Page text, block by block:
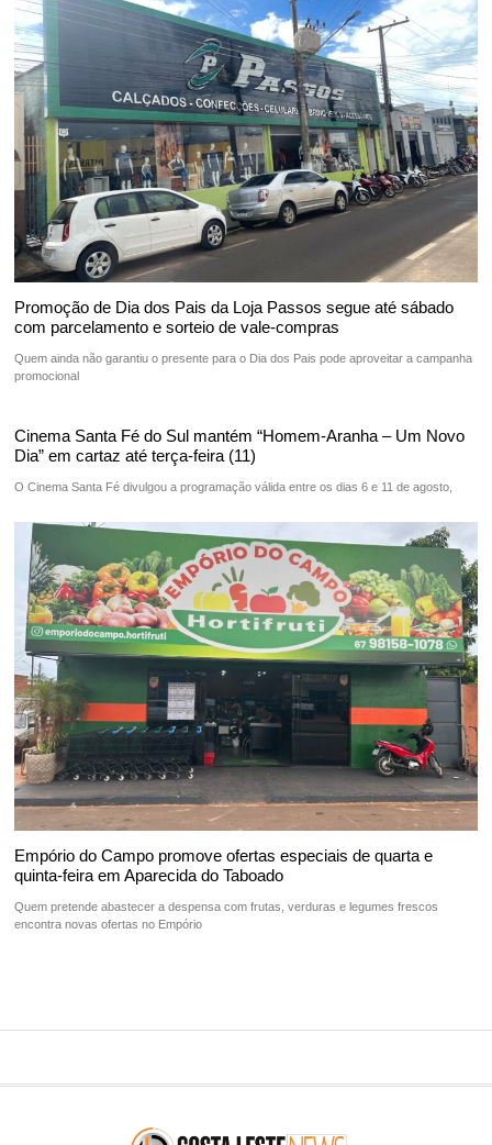
Promoção de Dia dos Pais da Loja Passos segue até sábado
com parcelamento e sorteio de vale-compras
Quem ainda não garantiu o presente para o Dia dos Pais pode aproveitar a campanha
promocional
Cinema Santa Fé do Sul mantém “Homem-Aranha – Um Novo
Dia” em cartaz até terça-feira (11)
O Cinema Santa Fé divulgou a programação válida entre os dias 6 e 11 de agosto,
Empório do Campo promove ofertas especiais de quarta e
quinta-feira em Aparecida do Taboado
Quem pretende abastecer a despensa com frutas, verduras e legumes frescos
encontra novas ofertas no Empório